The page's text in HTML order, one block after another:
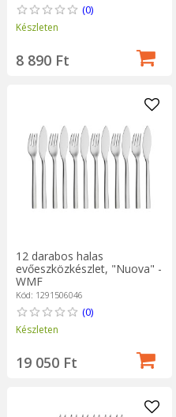
(0)
Készleten
8 890 Ft
12 darabos halas
evőeszközkészlet, "Nuova" -
WMF
Kód: 1291506046
(0)
Készleten
19 050 Ft